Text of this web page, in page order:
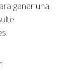
ganar una